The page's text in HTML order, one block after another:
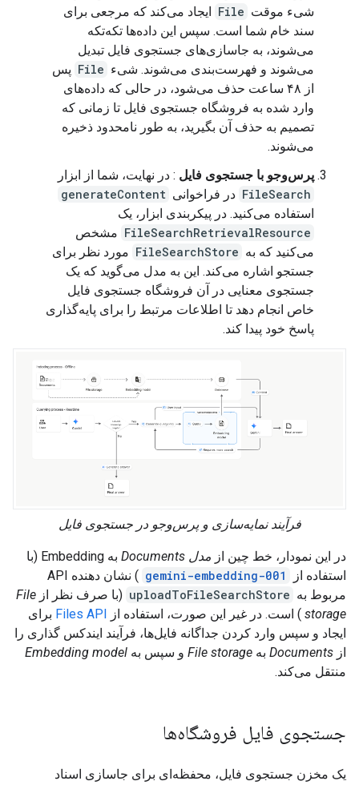
شیء موقت File ایجاد می‌کند که مرجعی برای
سند خام شما است. سپس این داده‌ها تکه‌تکه
می‌شوند، به جاسازی‌های جستجوی فایل تبدیل
می‌شوند و فهرست‌بندی می‌شوند. شیء File پس
از ۴۸ ساعت حذف می‌شود، در حالی که داده‌های
وارد شده به فروشگاه جستجوی فایل تا زمانی که
تصمیم به حذف آن بگیرید، به طور نامحدود ذخیره
می‌شوند.
پرس‌وجو با جستجوی فایل : در نهایت، شما از ابزار
FileSearch در فراخوانی generateContent
استفاده می‌کنید. در پیکربندی ابزار، یک
FileSearchRetrievalResource مشخص
می‌کنید که به FileSearchStore مورد نظر برای
جستجو اشاره می‌کند. این به مدل می‌گوید که یک
جستجوی معنایی در آن فروشگاه جستجوی فایل
خاص انجام دهد تا اطلاعات مرتبط را برای پایه‌گذاری
پاسخ خود پیدا کند.
فرآیند نمایه‌سازی و پرس‌وجو در جستجوی فایل
در این نمودار، خط چین از مدل Documents
به Embedding (با
استفاده از
gemini-embedding-001
) نشان دهنده API
مربوط به uploadToFileSearchStore (با صرف نظر از File
storage ) است. در غیر این صورت، استفاده از Files API برای
ایجاد و سپس وارد کردن جداگانه فایل‌ها، فرآیند ایندکس گذاری را
از Documents به File storage و سپس به Embedding model
منتقل می‌کند.
جستجوی فایل فروشگاه‌ها
یک مخزن جستجوی فایل، محفظه‌ای برای جاسازی اسناد